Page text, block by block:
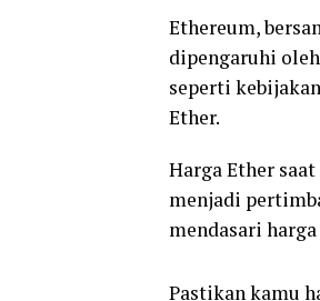
Ethereum,
dipengaruhi
seperti
Ether.
Harga Ether
menjadi
mendasari harga
Pastikan kamu